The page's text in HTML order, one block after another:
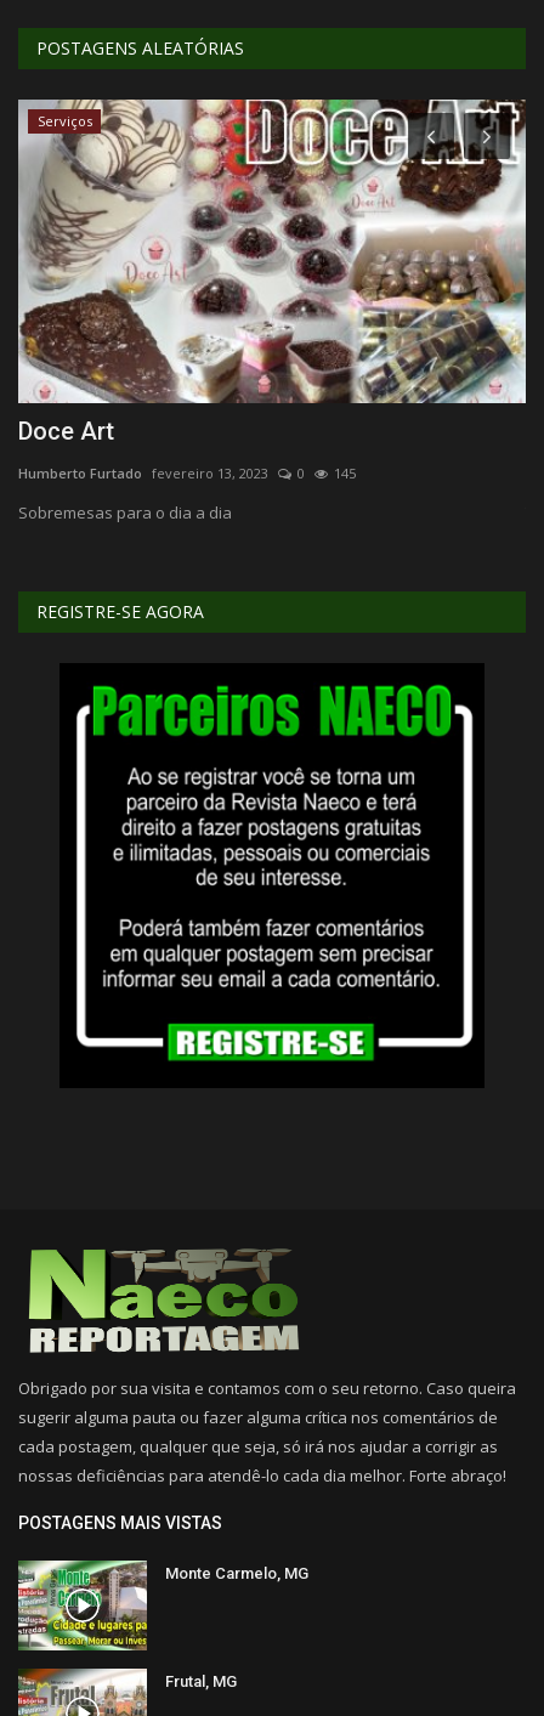
POSTAGENS ALEATÓRIAS
Serviços
Doce Art
Humberto Furtado fevereiro 13, 2023 0 145
Sobremesas para o dia a dia
REGISTRE-SE AGORA
Obrigado por sua visita e contamos com o seu retorno. Caso queira
sugerir alguma pauta ou fazer alguma crítica nos comentários de
cada postagem, qualquer que seja, só irá nos ajudar a corrigir as
nossas deficiências para atendê-lo cada dia melhor. Forte abraço!
POSTAGENS MAIS VISTAS
Monte Carmelo, MG
Frutal, MG